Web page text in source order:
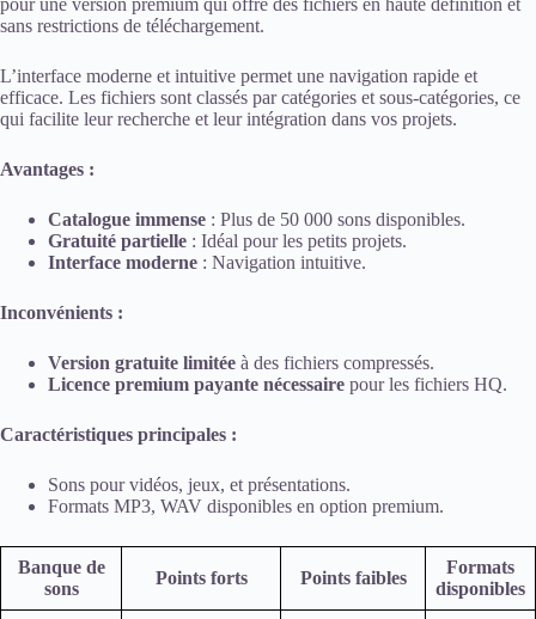
pour une version premium qui offre des fichiers en haute définition et
sans restrictions de téléchargement.
L’interface moderne et intuitive permet une navigation rapide et
efficace. Les fichiers sont classés par catégories et sous-catégories, ce
qui facilite leur recherche et leur intégration dans vos projets.
Avantages :
Catalogue immense : Plus de 50 000 sons disponibles.
Gratuité partielle : Idéal pour les petits projets.
Interface moderne : Navigation intuitive.
Inconvénients :
Version gratuite limitée à des fichiers compressés.
Licence premium payante nécessaire pour les fichiers HQ.
Caractéristiques principales :
Sons pour vidéos, jeux, et présentations.
Formats MP3, WAV disponibles en option premium.
Banque de
sons
Points forts Points faibles
Formats
disponibles